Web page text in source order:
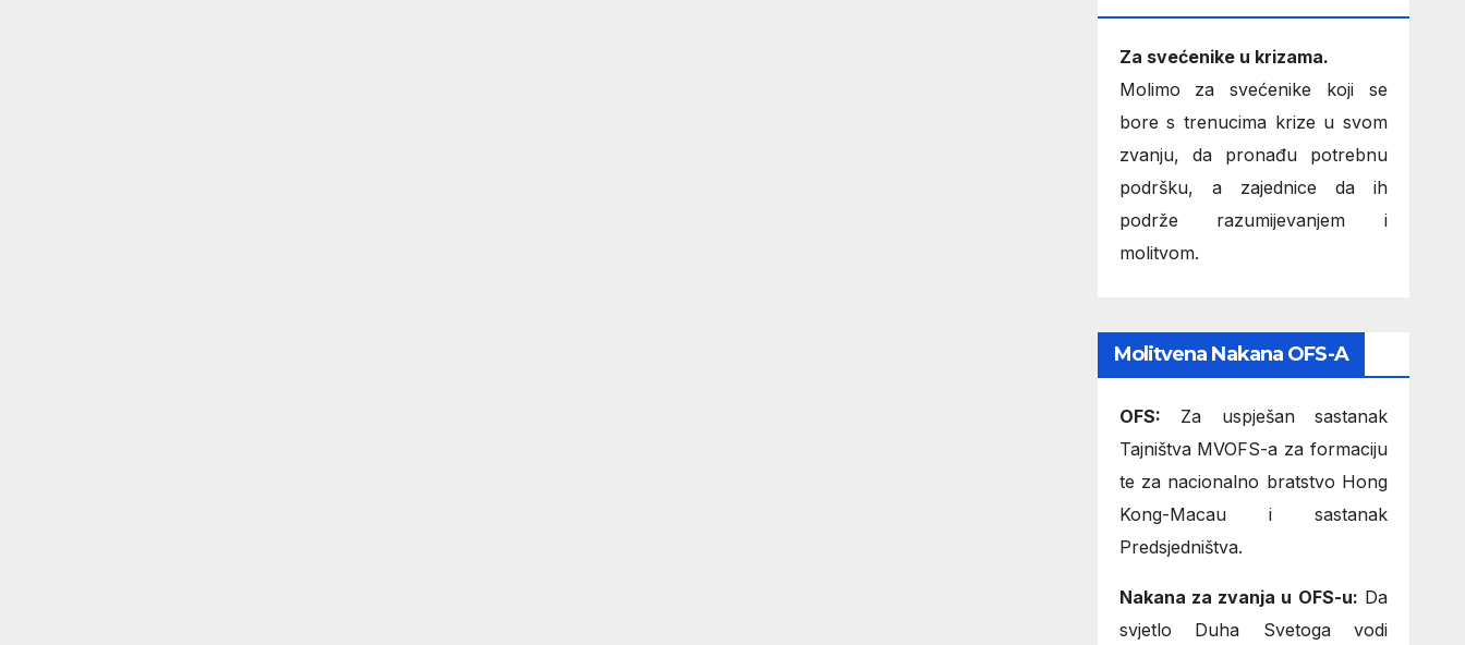
Za svećenike u krizama.
Molimo za svećenike koji se
bore s trenucima krize u svom
zvanju, da pronađu potrebnu
podršku, a zajednice da ih
podrže razumijevanjem i
molitvom.
Molitvena Nakana OFS-A
OFS: Za uspješan sastanak
Tajništva MVOFS-a za formaciju
te za nacionalno bratstvo Hong
Kong-Macau i sastanak
Predsjedništva.
Nakana za zvanja u OFS-u: Da
svjetlo Duha Svetoga vodi